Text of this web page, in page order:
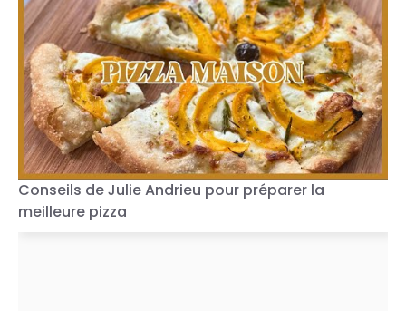
Conseils de Julie Andrieu pour préparer la
meilleure pizza